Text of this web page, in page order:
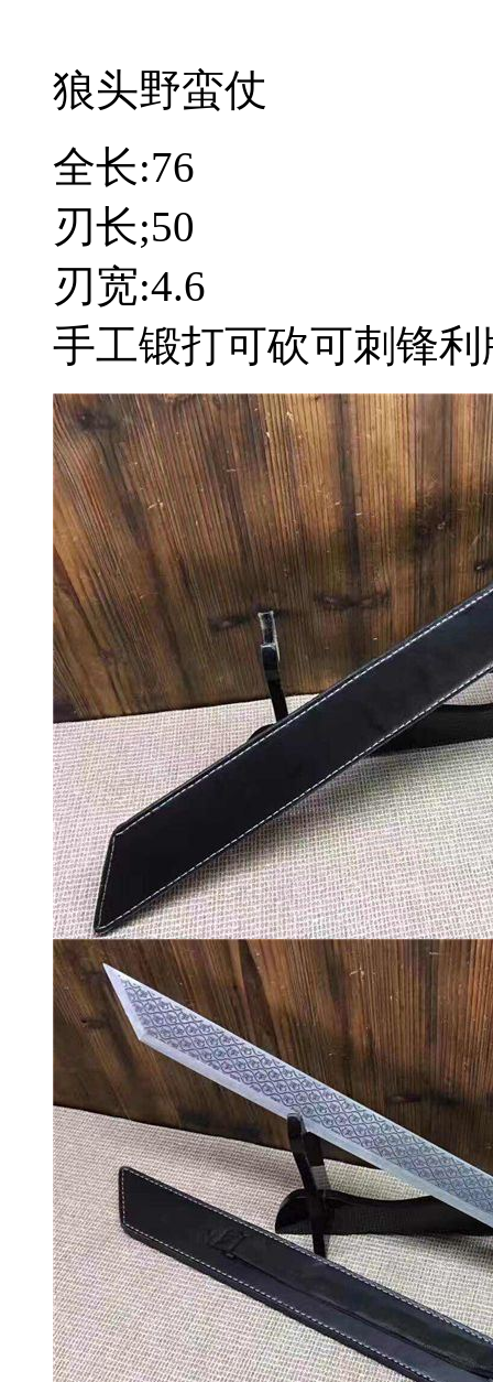
狼头野蛮仗
全长:76
刃长;50
刃宽:4.6
手工锻打可砍可刺锋